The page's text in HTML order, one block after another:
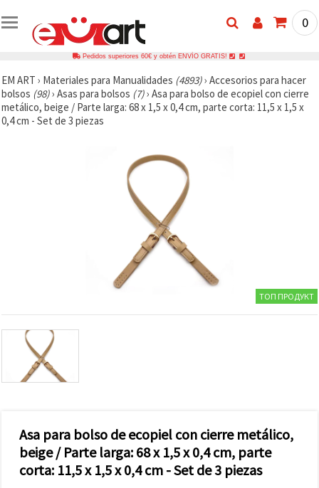
0
Pedidos superiores 60€ y obtén ENVÍO GRATIS!
EM ART › Materiales para Manualidades (4893)› Accesorios para hacer
bolsos (98)› Asas para bolsos (7)› Asa para bolso de ecopiel con cierre
metálico, beige / Parte larga: 68 x 1,5 x 0,4 cm, parte corta: 11,5 x 1,5 x
0,4 cm - Set de 3 piezas
ТОП ПРОДУКТ
Asa para bolso de ecopiel con cierre metálico,
beige / Parte larga: 68 x 1,5 x 0,4 cm, parte
corta: 11,5 x 1,5 x 0,4 cm - Set de 3 piezas